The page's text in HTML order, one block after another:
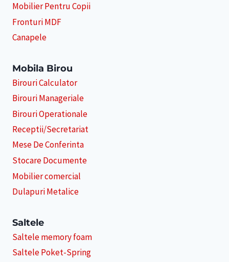
Mobilier Pentru Copii
Fronturi MDF
Canapele
Mobila Birou
Birouri Calculator
Birouri Manageriale
Birouri Operationale
Receptii/Secretariat
Mese De Conferinta
Stocare Documente
Mobilier comercial
Dulapuri Metalice
Saltele
Saltele memory foam
Saltele Poket-Spring